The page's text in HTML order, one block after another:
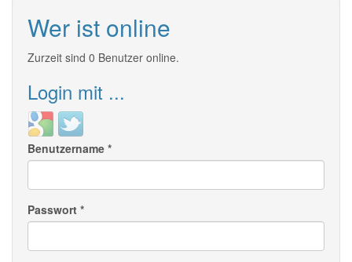
Wer ist online
Zurzeit sind 0 Benutzer online.
Login mit ...
Login
with
Google
Login
with
Twitter
Benutzername *
Passwort *